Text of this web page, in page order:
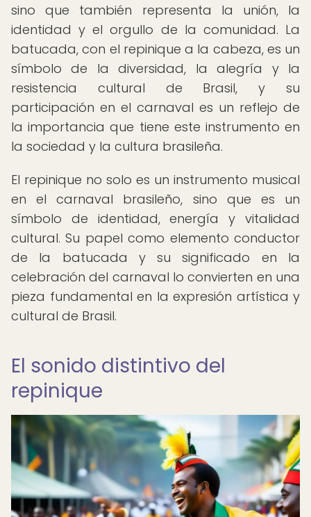
sino que también representa la unión, la
identidad y el orgullo de la comunidad. La
batucada, con el repinique a la cabeza, es un
símbolo de la diversidad, la alegría y la
resistencia cultural de Brasil, y su
participación en el carnaval es un reflejo de
la importancia que tiene este instrumento en
la sociedad y la cultura brasileña.
El repinique no solo es un instrumento musical
en el carnaval brasileño, sino que es un
símbolo de identidad, energía y vitalidad
cultural. Su papel como elemento conductor
de la batucada y su significado en la
celebración del carnaval lo convierten en una
pieza fundamental en la expresión artística y
cultural de Brasil.
El sonido distintivo del
repinique